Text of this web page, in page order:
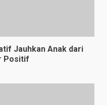
Jauhkan Anak dari
Positif